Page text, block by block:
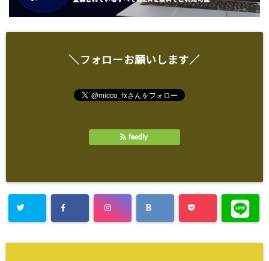
＼フォローお願いします／
feedly